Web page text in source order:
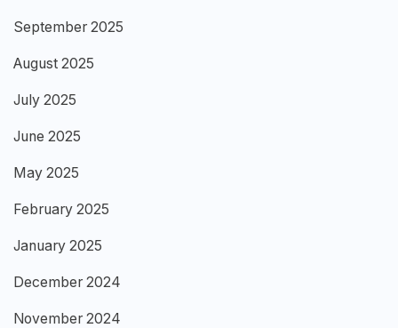
September 2025
August 2025
July 2025
June 2025
May 2025
February 2025
January 2025
December 2024
November 2024